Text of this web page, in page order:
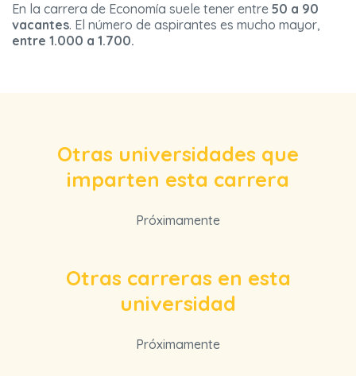
En la carrera de Economía suele tener entre 50 a 90
vacantes. El número de aspirantes es mucho mayor,
entre 1.000 a 1.700.
Otras universidades que
imparten esta carrera
Próximamente
Otras carreras en esta
universidad
Próximamente